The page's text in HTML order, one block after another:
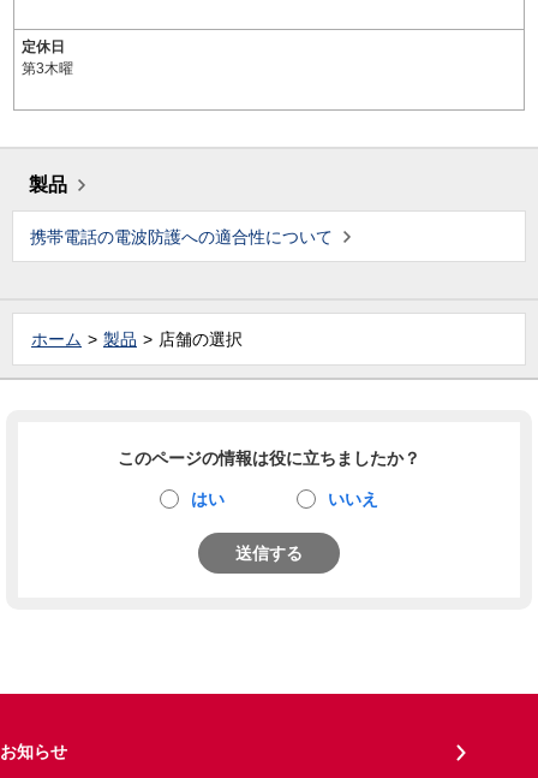
定休日
第3木曜
製品
携帯電話の電波防護への適合性について
ホーム 製品 店舗の選択
このページの情報は役に立ちましたか？
はい いいえ
送信する
お知らせ